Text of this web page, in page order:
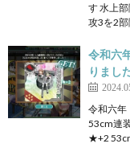
す 水上
攻3を2
令和六
りまし
令和六年
53cm連
★+2